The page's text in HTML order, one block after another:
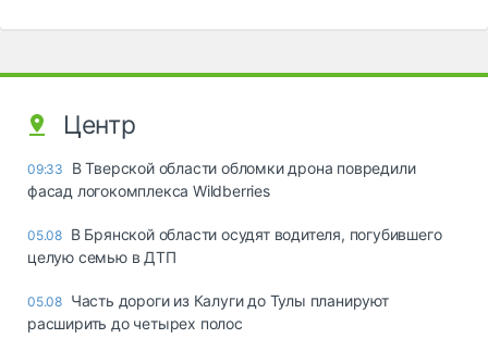
Центр
09:33
В Тверской области обломки дрона повредили
фасад логокомплекса Wildberries
05.08 В Брянской области осудят водителя, погубившего
целую семью в ДТП
05.08 Часть дороги из Калуги до Тулы планируют
расширить до четырех полос